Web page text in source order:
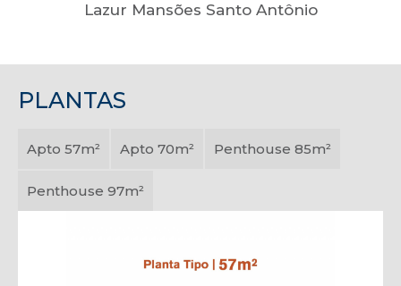
Lazur Mansões Santo Antônio
PLANTAS
Apto 57m² Apto 70m² Penthouse 85m²
Penthouse 97m²